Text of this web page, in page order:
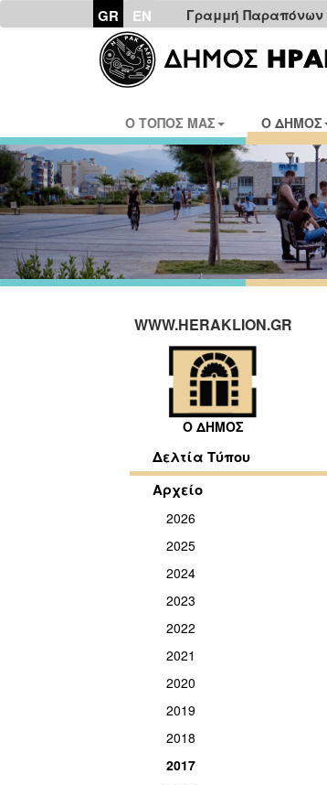
GR EN Γραμμή Παραπόνων
Ο ΤΟΠΟΣ ΜΑΣ Ο ΔΗΜΟΣ
WWW.HERAKLION.GR
Ο ΔΗΜΟΣ
Δελτία Τύπου
Αρχείο
2026
2025
2024
2023
2022
2021
2020
2019
2018
2017